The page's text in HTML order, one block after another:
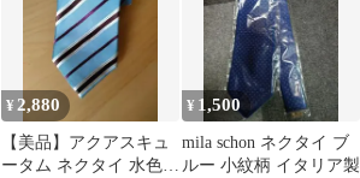
¥2,880
【美品】アクアスキュ
ータム ネクタイ 水色
¥ 1,500
mila schon ネクタイ ブ
ルー 小紋柄 イタリア製